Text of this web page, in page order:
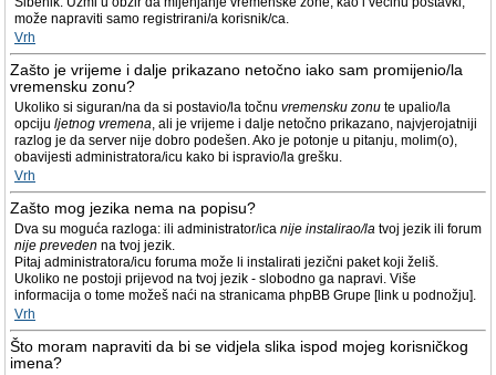
može napraviti samo registrirani/a korisnik/ca.
Vrh
Zašto je vrijeme i dalje prikazano netočno iako sam promijenio/la
vremensku zonu?
Ukoliko si siguran/na da si postavio/la točnu vremensku zonu te upalio/la
opciju ljetnog vremena, ali je vrijeme i dalje netočno prikazano, najvjerojatniji
razlog je da server nije dobro podešen. Ako je potonje u pitanju, molim(o),
obavijesti administratora/icu kako bi ispravio/la grešku.
Vrh
Zašto mog jezika nema na popisu?
Dva su moguća razloga: ili administrator/ica nije instalirao/la tvoj jezik ili forum
nije preveden na tvoj jezik.
Pitaj administratora/icu foruma može li instalirati jezični paket koji želiš.
Ukoliko ne postoji prijevod na tvoj jezik - slobodno ga napravi. Više
informacija o tome možeš naći na stranicama phpBB Grupe [link u podnožju].
Vrh
Što moram napraviti da bi se vidjela slika ispod mojeg korisničkog
imena?